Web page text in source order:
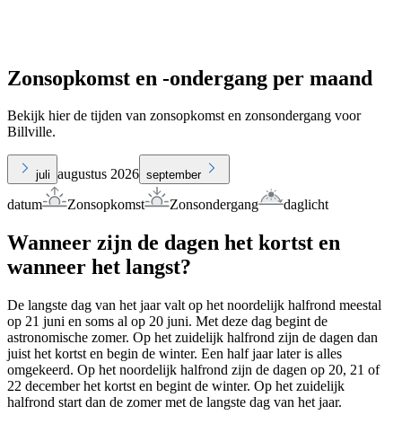
Zonsopkomst en -ondergang per maand
Bekijk hier de tijden van zonsopkomst en zonsondergang voor
Billville.
juli augustus 2026 september
datum Zonsopkomst Zonsondergang daglicht
Wanneer zijn de dagen het kortst en
wanneer het langst?
De langste dag van het jaar valt op het noordelijk halfrond meestal
op 21 juni en soms al op 20 juni. Met deze dag begint de
astronomische zomer. Op het zuidelijk halfrond zijn de dagen dan
juist het kortst en begin de winter. Een half jaar later is alles
omgekeerd. Op het noordelijk halfrond zijn de dagen op 20, 21 of
22 december het kortst en begint de winter. Op het zuidelijk
halfrond start dan de zomer met de langste dag van het jaar.